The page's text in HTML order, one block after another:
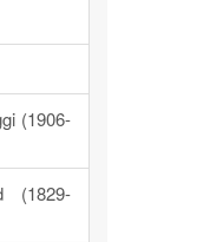
(1906-
(1829-